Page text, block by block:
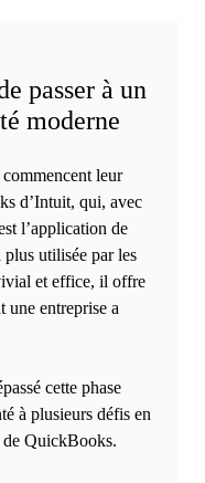
passer à un
moderne
leur
d’Intuit, qui, avec
l’application de
utilisée par les
et effice, il offre
une entreprise a
cette phase
à plusieurs défis en
de QuickBooks.